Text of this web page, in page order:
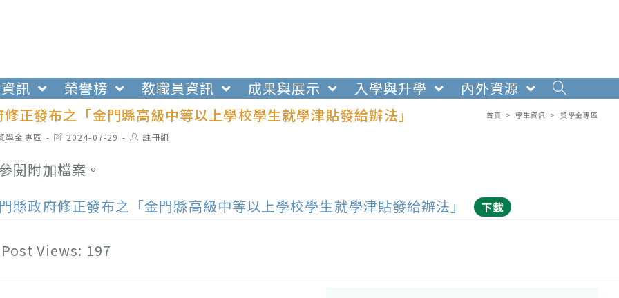
訊 榮譽榜 教職員資訊 成果與展示 入學與升學
內外資源
正發布之「金門縣高級中等以上學校學生就學津貼發給辦法」
首頁 > 學生資訊 > 獎學金專區
學金專區
Post2024-07-29
Post註冊組
閱附加檔案。
縣政府修正發布之「金門縣高級中等以上學校學生就學津貼發給辦法」
下載
Post Views: 197